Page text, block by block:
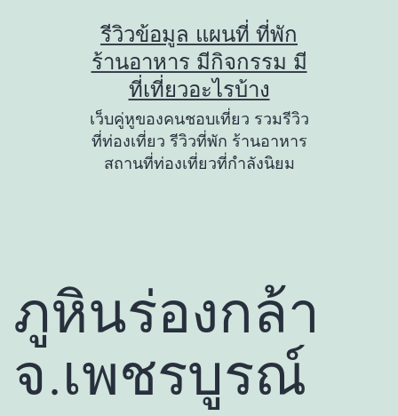
รีวิวข้อมูล แผนที่ ที่พัก
ร้านอาหาร มีกิจกรรม มี
ที่เที่ยวอะไรบ้าง
เว็บคู่หูของคนชอบเที่ยว รวมรีวิว
ที่ท่องเที่ยว รีวิวที่พัก ร้านอาหาร
สถานที่ท่องเที่ยวที่กำลังนิยม
ภูหินร่องกล้า
จ.เพชรบูรณ์